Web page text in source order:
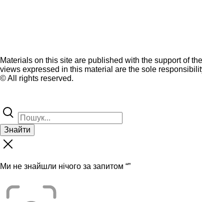
Materials on this site are published with the support of
views expressed in this material are the sole
© All rights reserved.
Знайти
Ми не знайшли нічого за запитом “”